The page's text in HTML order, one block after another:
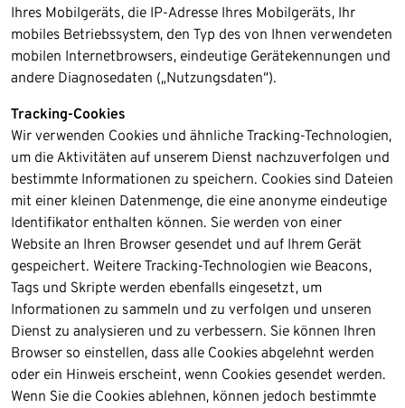
Ihres Mobilgeräts, die IP-Adresse Ihres Mobilgeräts, Ihr
mobiles Betriebssystem, den Typ des von Ihnen verwendeten
mobilen Internetbrowsers, eindeutige Gerätekennungen und
andere Diagnosedaten („Nutzungsdaten“).​
Tracking-Cookies
Wir verwenden Cookies und ähnliche Tracking-Technologien,
um die Aktivitäten auf unserem Dienst nachzuverfolgen und
bestimmte Informationen zu speichern. Cookies sind Dateien
mit einer kleinen Datenmenge, die eine anonyme eindeutige
Identifikator enthalten können. Sie werden von einer
Website an Ihren Browser gesendet und auf Ihrem Gerät
gespeichert. Weitere Tracking-Technologien wie Beacons,
Tags und Skripte werden ebenfalls eingesetzt, um
Informationen zu sammeln und zu verfolgen und unseren
Dienst zu analysieren und zu verbessern. Sie können Ihren
Browser so einstellen, dass alle Cookies abgelehnt werden
oder ein Hinweis erscheint, wenn Cookies gesendet werden.
Wenn Sie die Cookies ablehnen, können jedoch bestimmte